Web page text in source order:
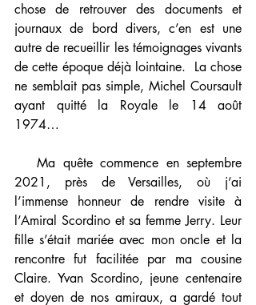
chose de retrouver des documents et
journaux de bord divers, c’en est une
autre de recueillir les témoignages vivants
de cette époque déjà lointaine.  La chose
ne semblait pas simple, Michel Coursault
ayant quitté la Royale le 14 août
1974…
   Ma quête commence en septembre
2021, près de Versailles, où j’ai
l’immense honneur de rendre visite à
l’Amiral Scordino et sa femme Jerry. Leur
fille s’était mariée avec mon oncle et la
rencontre fut facilitée par ma cousine
Claire. Yvan Scordino, jeune centenaire
et doyen de nos amiraux, a gardé tout